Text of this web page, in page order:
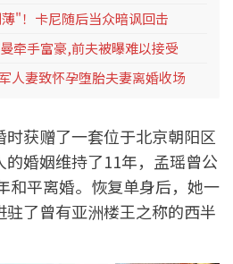
"！卡尼随后当众暗讽回击
牵手富豪,前夫被曝难以接受
人妻致怀孕堕胎夫妻离婚收场
时获赠了一套位于北京朝阳区
婚姻维持了11年，孟瑶曾公
和平离婚。恢复单身后，她一
了曾有亚洲楼王之称的西半